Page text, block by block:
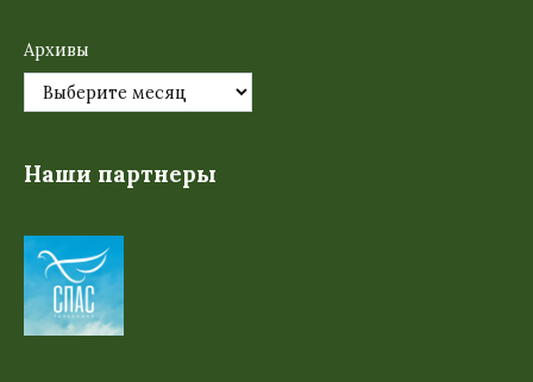
Архивы
Наши партнеры